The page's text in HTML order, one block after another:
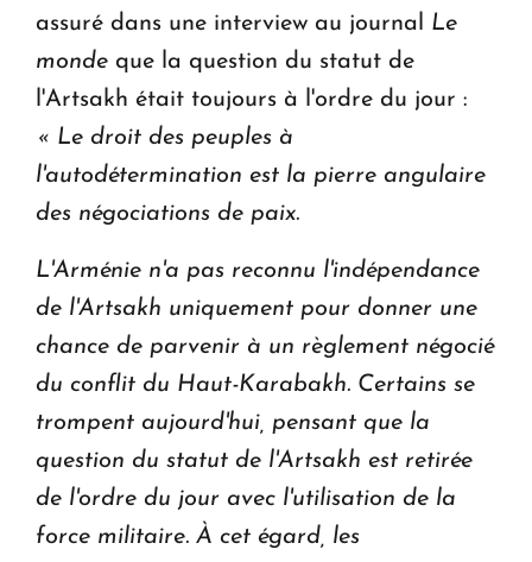
assuré dans une interview au journal Le
monde que la question du statut de
l'Artsakh était toujours à l'ordre du jour :
« Le droit des peuples à
l'autodétermination est la pierre angulaire
des négociations de paix.
L'Arménie n'a pas reconnu l'indépendance
de l'Artsakh uniquement pour donner une
chance de parvenir à un règlement négocié
du conflit du Haut-Karabakh. Certains se
trompent aujourd'hui, pensant que la
question du statut de l'Artsakh est retirée
de l'ordre du jour avec l'utilisation de la
force militaire. À cet égard, les